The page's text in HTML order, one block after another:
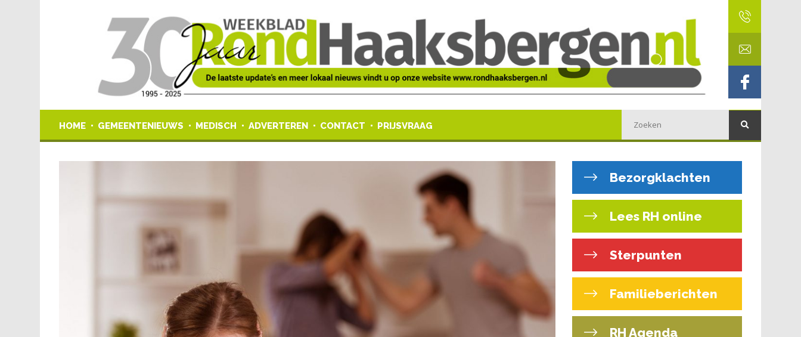
HOME GEMEENTENIEUWS MEDISCH ADVERTEREN CONTACT PRIJSVRAAG
Bezorgklachten
Lees RH online
Sterpunten
Familieberichten
RH Agenda